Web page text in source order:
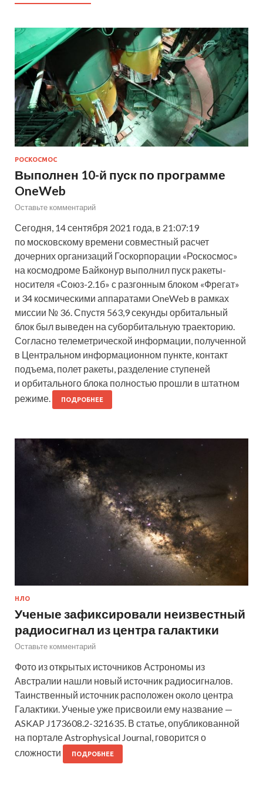
РОСКОСМОС
Выполнен 10-й пуск по программе
OneWeb
Оставьте комментарий
Сегодня, 14 сентября 2021 года, в 21:07:19
по московскому времени совместный расчет
дочерних организаций Госкорпорации «Роскосмос»
на космодроме Байконур выполнил пуск ракеты-
носителя «Союз-2.1б» с разгонным блоком «Фрегат»
и 34 космическими аппаратами OneWeb в рамках
миссии № 36. Спустя 563,9 секунды орбитальный
блок был выведен на суборбитальную траекторию.
Согласно телеметрической информации, полученной
в Центральном информационном пункте, контакт
подъема, полет ракеты, разделение ступеней
и орбитального блока полностью прошли в штатном
режиме.
ПОДРОБНЕЕ
НЛО
Ученые зафиксировали неизвестный
радиосигнал из центра галактики
Оставьте комментарий
Фото из открытых источников Астрономы из
Австралии нашли новый источник радиосигналов.
Таинственный источник расположен около центра
Галактики. Ученые уже присвоили ему название —
ASKAP J173608.2-321635. В статье, опубликованной
на портале Astrophysical Journal, говорится о
сложности
ПОДРОБНЕЕ